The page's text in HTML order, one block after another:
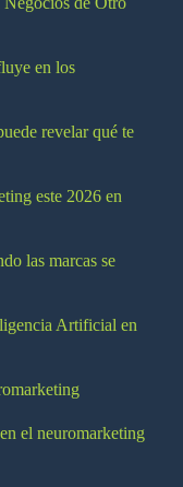
en los
revelar qué te
este 2026 en
las marcas se
Artificial en
el neuromarketing